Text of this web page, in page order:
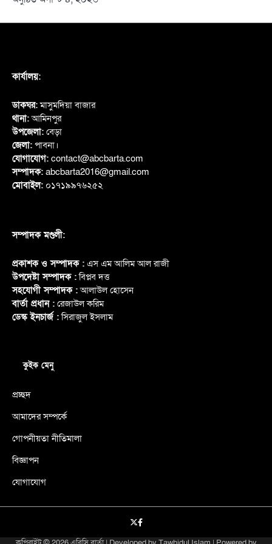
কার্যালয়:
ডাকঘর:মাসুমদিয়া বাজার
থানা:আমিনপুর
উপজেলা: বেড়া
জেলা: পাবনা।
যোগাযোগ: contact@abcbarta.com
সম্পাদক: abcbarta2016@gmail.com
মোবাইল: ০১৭১৯৯৭৬২৫২
সম্পাদক মণ্ডলী:
প্রকাশক ও সম্পাদক : এস এম আলিম আল রাজী
উপদেষ্টা সম্পাদক :বিপ্লব দত্ত
সহযোগী সম্পাদক :আলাউল হোসেন
বার্তা প্রধান : রেজাউল করিম
ডেস্ক ইনচার্জ :সিরাজুল ইসলাম
কুইক মেনু
প্রচ্ছদ
আমাদের সম্পর্কে
গোপনীয়তা নীতিমালা
বিজ্ঞাপন
যোগাযোগ
Xfacebook